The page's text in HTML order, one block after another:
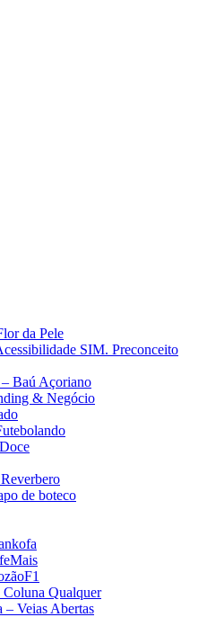
da Pele
SIM. Preconceito
Baú Açoriano
& Negócio
de boteco
Qualquer
Veias Abertas